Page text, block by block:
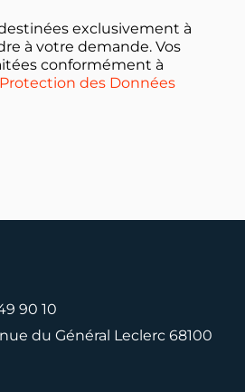
exclusivement à
à votre demande. Vos
conformément à
des Données
90 10
du Général Leclerc 68100